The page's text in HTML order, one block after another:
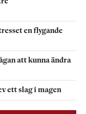
en flygande
att kunna ändra
ett slag i magen